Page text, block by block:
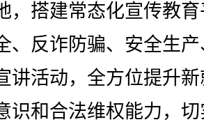
，搭建常态化宣传教
、反诈防骗、安全生
讲活动，全方位提升
识和合法维权能力，